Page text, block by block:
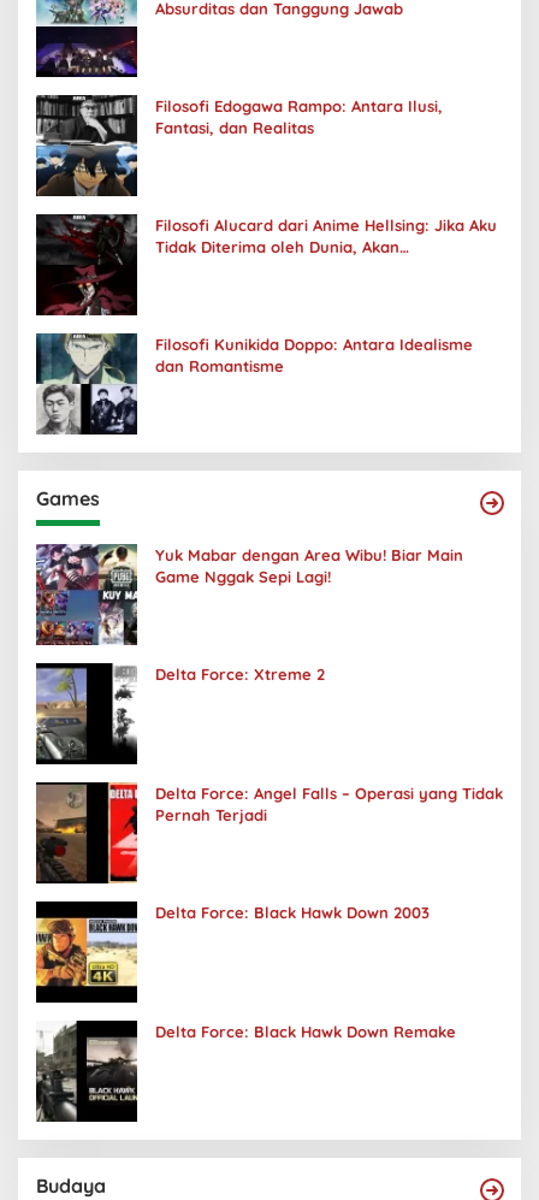
Absurditas dan Tanggung Jawab
Filosofi Edogawa Rampo: Antara Ilusi,
Fantasi, dan Realitas
Filosofi Alucard dari Anime Hellsing: Jika Aku
Tidak Diterima oleh Dunia, Akan
Filosofi Kunikida Doppo: Antara Idealisme
dan Romantisme
Games
Yuk Mabar dengan Area Wibu! Biar Main
Game Nggak Sepi Lagi!
Delta Force: Xtreme 2
Delta Force: Angel Falls – Operasi yang Tidak
Pernah Terjadi
Delta Force: Black Hawk Down 2003
Delta Force: Black Hawk Down Remake
Budaya